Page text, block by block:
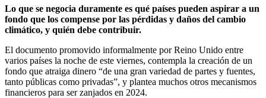
Lo que se negocia duramente es qué países pueden aspirar a un
fondo que los compense por las pérdidas y daños del cambio
climático, y quién debe contribuir.
El documento promovido informalmente por Reino Unido entre
varios países la noche de este viernes, contempla la creación de un
fondo que atraiga dinero “de una gran variedad de partes y fuentes,
tanto públicas como privadas”, y plantea muchos otros mecanismos
financieros para ser zanjados en 2024.